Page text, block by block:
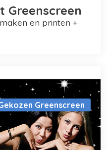
Greenscreen
Greenscreen